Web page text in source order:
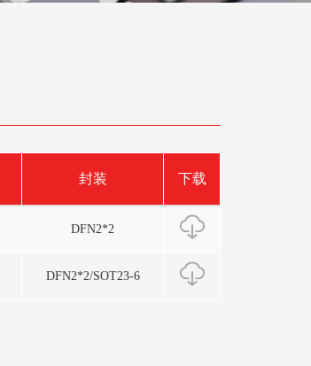
封装 下载
DFN2*2
DFN2*2/SOT23-6